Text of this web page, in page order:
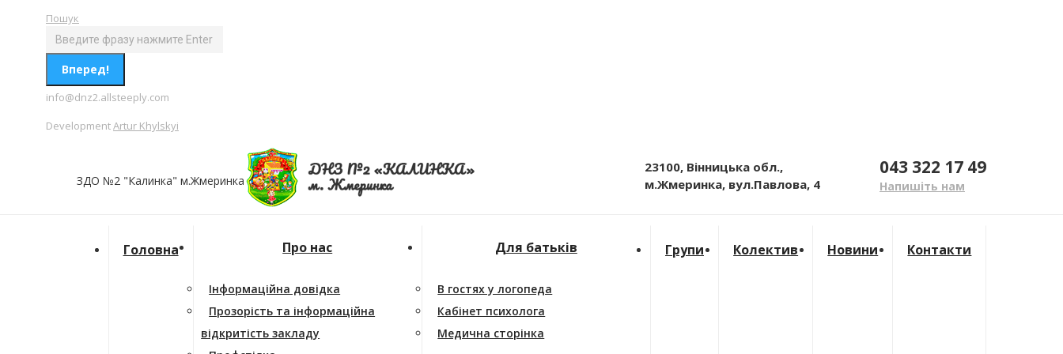
ПерейтиПоиск:
Пошук
info@dnz2.allsteeply.com
DevelopmentArtur Khylskyi
ЗДО №2 "Калинка" м.Жмеринка
23100, Вінницька обл.,
м.Жмеринка, вул.Павлова, 4
043 322 17 49
Напишіть нам
Головна Про нас
Інформаційна довідка
Прозорість та інформаційна
відкритість закладу
Для батьків
В гостях у логопеда
Кабінет психолога
Медична сторінка
Групи Колектив Новини Контакти